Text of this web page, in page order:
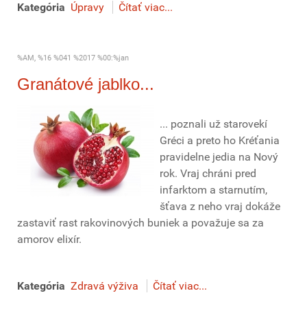
Kategória Úpravy Čítať viac...
%AM, %16 %041 %2017 %00:%jan
Granátové jablko...
... poznali už starovekí
Gréci a preto ho Kréťania
pravidelne jedia na Nový
rok. Vraj chráni pred
infarktom a starnutím,
šťava z neho vraj dokáže
zastaviť rast rakovinových buniek a považuje sa za
amorov elixír.
Kategória Zdravá výživa Čítať viac...